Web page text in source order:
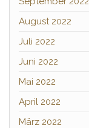
August 2022
Juli 2022
Juni 2022
Mai 2022
April 2022
März 2022